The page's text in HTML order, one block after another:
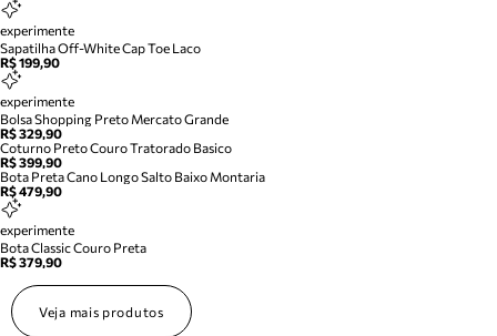
experimente
Sapatilha Off-White Cap Toe Laco
R$ 199,90
experimente
Bolsa Shopping Preto Mercato Grande
R$ 329,90
Coturno Preto Couro Tratorado Basico
R$ 399,90
Bota Preta Cano Longo Salto Baixo Montaria
R$ 479,90
experimente
Bota Classic Couro Preta
R$ 379,90
Veja mais produtos